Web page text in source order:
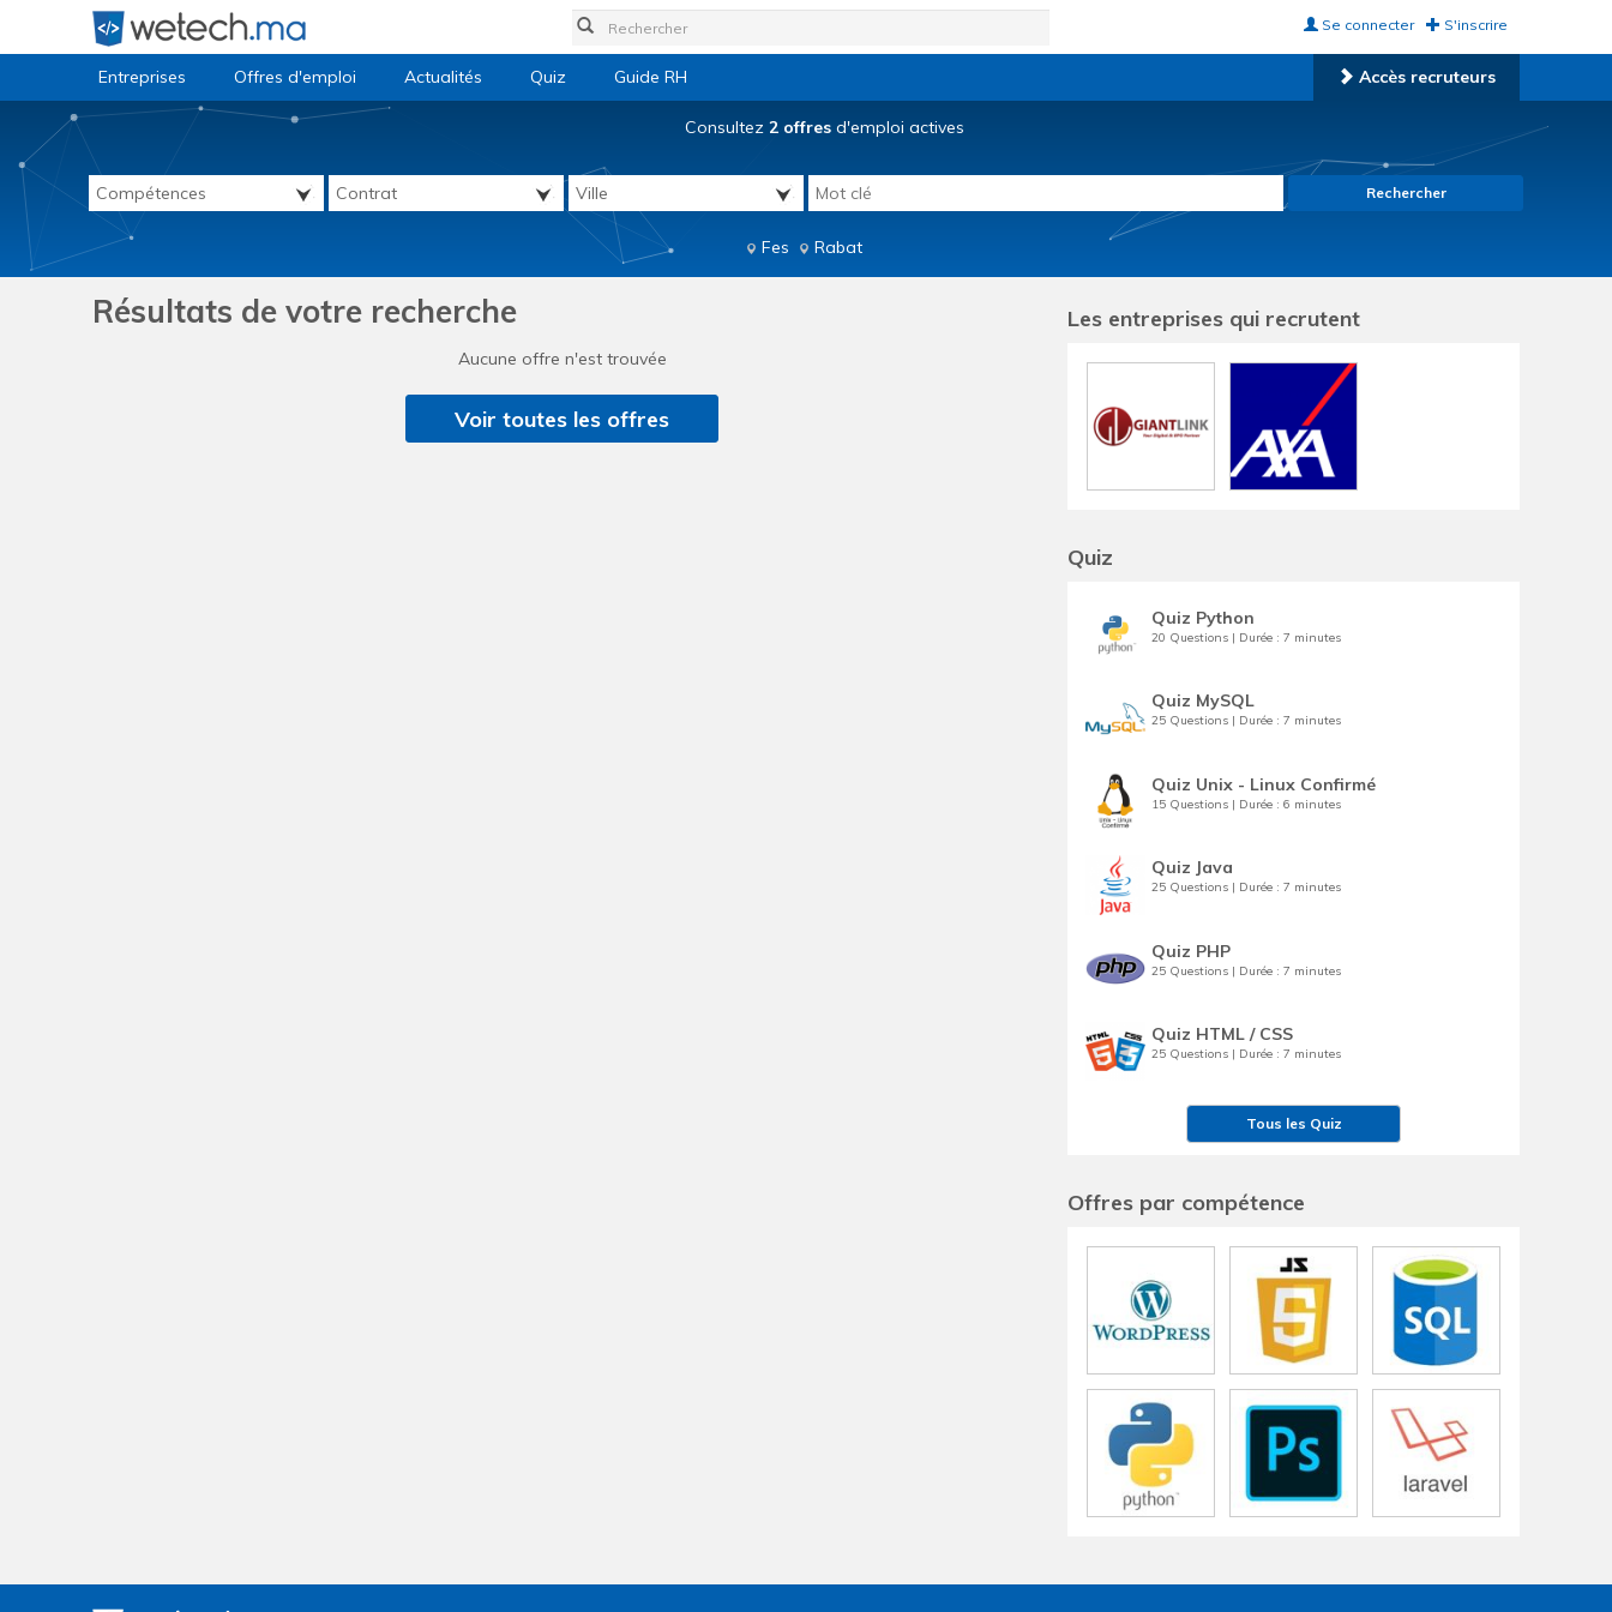
S'inscrire
Se connecter
Entreprises Offres d'emploi Actualités Quiz Guide RH Accès recruteurs
Consultez 2 offresd'emploi actives
Rechercher
Fes Rabat
Résultats de votre recherche
Aucune offre n'est trouvée
Voir toutes les offres
Les entreprises qui recrutent
Quiz
Quiz Python
20 Questions | Durée : 7 minutes
Quiz MySQL
25 Questions | Durée : 7 minutes
Quiz Unix - Linux Confirmé
15 Questions | Durée : 6 minutes
Quiz Java
25 Questions | Durée : 7 minutes
Quiz PHP
25 Questions | Durée : 7 minutes
Quiz HTML / CSS
25 Questions | Durée : 7 minutes
Tous les Quiz
Offres par compétence